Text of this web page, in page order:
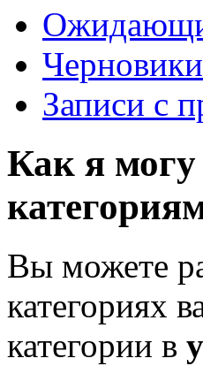
Черновики
Записи с
Как я могу
Вы можете
категориях
категории в